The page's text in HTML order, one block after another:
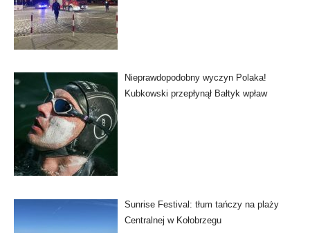
Nieprawdopodobny wyczyn Polaka!
Kubkowski przepłynął Bałtyk wpław
Sunrise Festival: tłum tańczy na plaży
Centralnej w Kołobrzegu